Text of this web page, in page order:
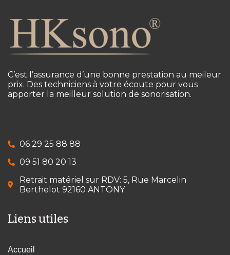
C’est l’assurance d’une bonne prestation au meileur
prix. Des techniciens à votre écoute pour vous
apporter la meilleur solution de sonorisation.
06 29 25 88 88
09 51 80 20 13
Retrait matériel sur RDV: 5, Rue Marcelin
Berthelot 92160 ANTONY
Liens utiles
Accueil